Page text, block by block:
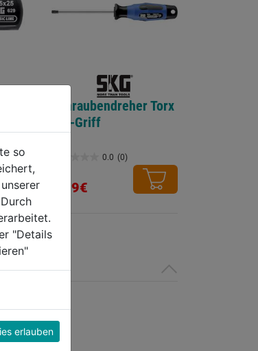
Schraubendreher Torx
2K.-Griff
0.0 (0)
4,39€
so
"Details
erlauben